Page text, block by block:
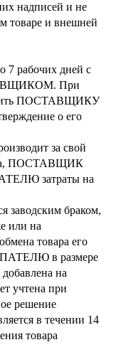
надписей и не
товаре и внешней
7 рабочих дней с
При
ПОСТАВЩИКУ
о его
за свой
ПОСТАВЩИК
затраты на
заводским браком,
или на
товара его
в размере
на
учтена при
решение
в течении 14
товара